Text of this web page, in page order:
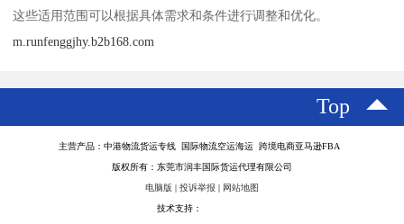
这些适用范围可以根据具体需求和条件进行调整和优化。
m.runfenggjhy.b2b168.com
Top
主营产品：中港物流货运专线 国际物流空运海运 跨境电商亚马逊FBA
版权所有：东莞市润丰国际货运代理有限公司
电脑版 | 投诉举报 | 网站地图
技术支持：